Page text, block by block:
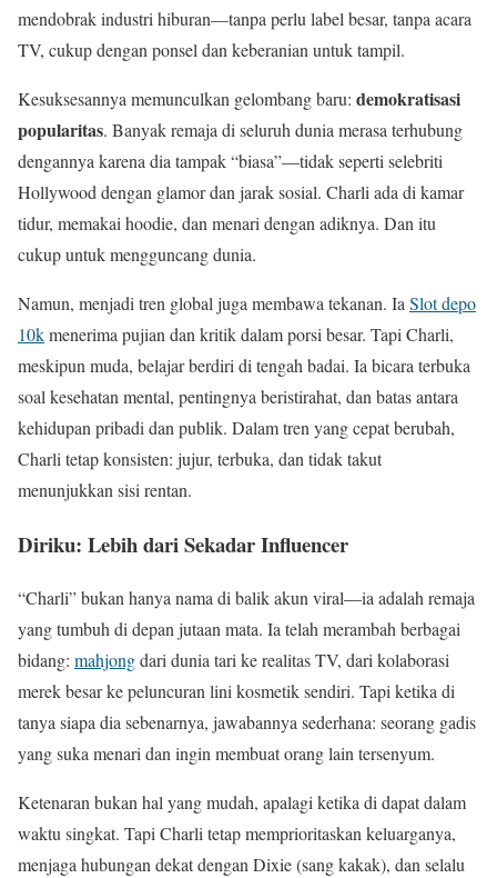
mendobrak industri hiburan—tanpa perlu label besar, tanpa acara
TV, cukup dengan ponsel dan keberanian untuk tampil.
Kesuksesannya memunculkan gelombang baru: demokratisasi
popularitas. Banyak remaja di seluruh dunia merasa terhubung
dengannya karena dia tampak “biasa”—tidak seperti selebriti
Hollywood dengan glamor dan jarak sosial. Charli ada di kamar
tidur, memakai hoodie, dan menari dengan adiknya. Dan itu
cukup untuk mengguncang dunia.
Namun, menjadi tren global juga membawa tekanan. Ia Slot depo
10kmenerima pujian dan kritik dalam porsi besar. Tapi Charli,
meskipun muda, belajar berdiri di tengah badai. Ia bicara terbuka
soal kesehatan mental, pentingnya beristirahat, dan batas antara
kehidupan pribadi dan publik. Dalam tren yang cepat berubah,
Charli tetap konsisten: jujur, terbuka, dan tidak takut
menunjukkan sisi rentan.
Diriku: Lebih dari Sekadar Influencer
“Charli” bukan hanya nama di balik akun viral—ia adalah remaja
yang tumbuh di depan jutaan mata. Ia telah merambah berbagai
bidang: mahjongdari dunia tari ke realitas TV, dari kolaborasi
merek besar ke peluncuran lini kosmetik sendiri. Tapi ketika di
tanya siapa dia sebenarnya, jawabannya sederhana: seorang gadis
yang suka menari dan ingin membuat orang lain tersenyum.
Ketenaran bukan hal yang mudah, apalagi ketika di dapat dalam
waktu singkat. Tapi Charli tetap memprioritaskan keluarganya,
menjaga hubungan dekat dengan Dixie (sang kakak), dan selalu